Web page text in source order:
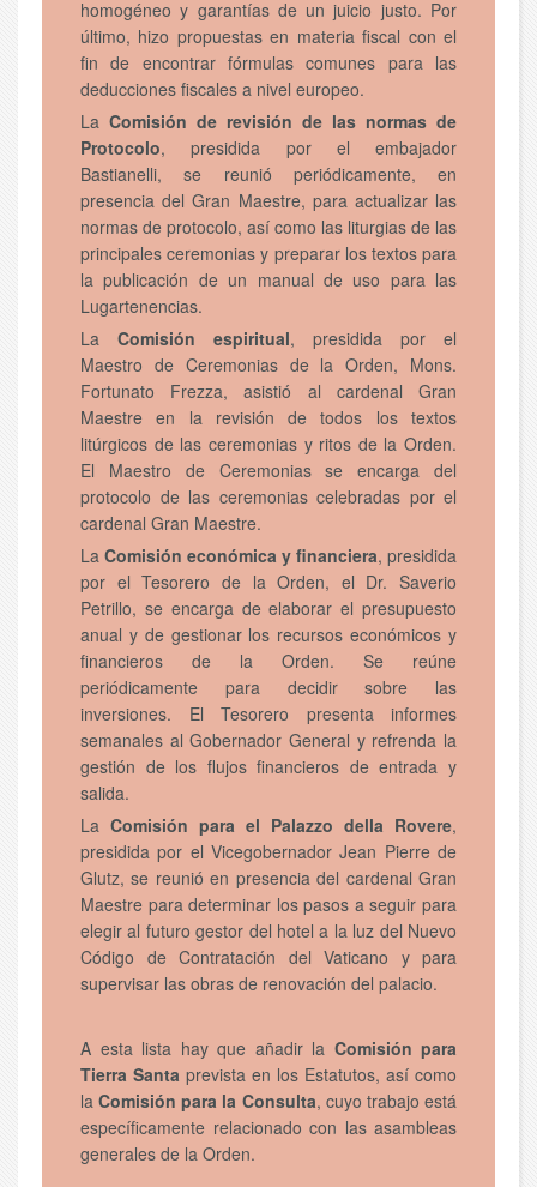
homogéneo y garantías de un juicio justo. Por
último, hizo propuestas en materia fiscal con el
fin de encontrar fórmulas comunes para las
deducciones fiscales a nivel europeo.
La Comisión de revisión de las normas de
Protocolo, presidida por el embajador
Bastianelli, se reunió periódicamente, en
presencia del Gran Maestre, para actualizar las
normas de protocolo, así como las liturgias de las
principales ceremonias y preparar los textos para
la publicación de un manual de uso para las
Lugartenencias.
La Comisión espiritual, presidida por el
Maestro de Ceremonias de la Orden, Mons.
Fortunato Frezza, asistió al cardenal Gran
Maestre en la revisión de todos los textos
litúrgicos de las ceremonias y ritos de la Orden.
El Maestro de Ceremonias se encarga del
protocolo de las ceremonias celebradas por el
cardenal Gran Maestre.
La Comisión económica y financiera, presidida
por el Tesorero de la Orden, el Dr. Saverio
Petrillo, se encarga de elaborar el presupuesto
anual y de gestionar los recursos económicos y
financieros de la Orden. Se reúne
periódicamente para decidir sobre las
inversiones. El Tesorero presenta informes
semanales al Gobernador General y refrenda la
gestión de los flujos financieros de entrada y
salida.
La Comisión para el Palazzo della Rovere,
presidida por el Vicegobernador Jean Pierre de
Glutz, se reunió en presencia del cardenal Gran
Maestre para determinar los pasos a seguir para
elegir al futuro gestor del hotel a la luz del Nuevo
Código de Contratación del Vaticano y para
supervisar las obras de renovación del palacio.
A esta lista hay que añadir la Comisión para
Tierra Santa prevista en los Estatutos, así como
laComisión para la Consulta, cuyo trabajo está
específicamente relacionado con las asambleas
generales de la Orden.